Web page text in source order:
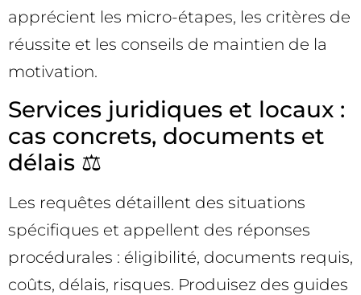
apprécient les micro-étapes, les critères de
réussite et les conseils de maintien de la
motivation.
Services juridiques et locaux :
cas concrets, documents et
délais ⚖️
Les requêtes détaillent des situations
spécifiques et appellent des réponses
procédurales : éligibilité, documents requis,
coûts, délais, risques. Produisez des guides